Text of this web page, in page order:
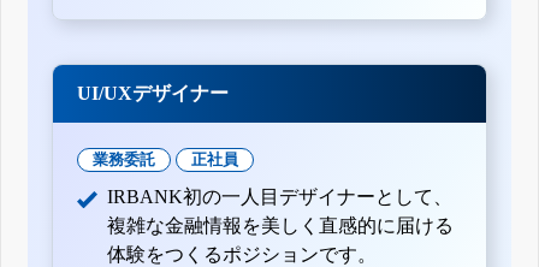
UI/UXデザイナー
業務委託 正社員
IRBANK初の一人目デザイナーとして、
複雑な金融情報を美しく直感的に届ける
体験をつくるポジションです。